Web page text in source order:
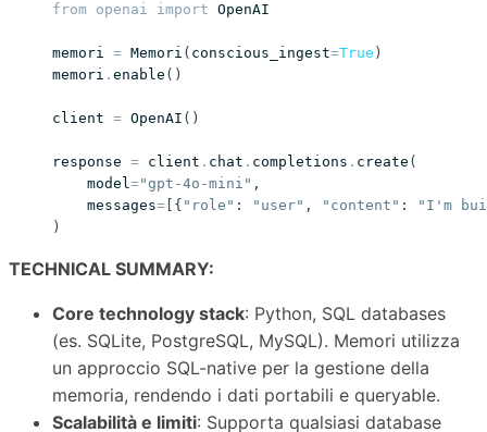
from openai import OpenAI
memori = Memori ( conscious_ingest=True )
memori . enable ()
client = OpenAI ()
response = client . chat . completions . create (
model="gpt-4o-mini" ,
messages= [{ "role" : "user" , "content" :
"I'm
)
TECHNICAL SUMMARY:
Core technology stack: Python, SQL databases
(es. SQLite, PostgreSQL, MySQL). Memori utilizza
un approccio SQL-native per la gestione della
memoria, rendendo i dati portabili e queryable.
Scalabilità e limiti: Supporta qualsiasi database